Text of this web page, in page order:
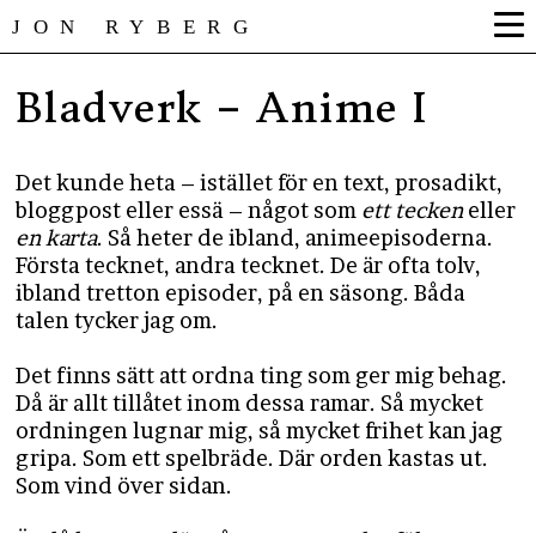
JON RYBERG
Bladverk – Anime I
Det kunde heta – istället för en text, prosadikt,
bloggpost eller essä – något som ett teckeneller
en karta. Så heter de ibland, animeepisoderna.
Första tecknet, andra tecknet. De är ofta tolv,
ibland tretton episoder, på en säsong. Båda
talen tycker jag om.
Det finns sätt att ordna ting som ger mig behag.
Då är allt tillåtet inom dessa ramar. Så mycket
ordningen lugnar mig, så mycket frihet kan jag
gripa. Som ett spelbräde. Där orden kastas ut.
Som vind över sidan.